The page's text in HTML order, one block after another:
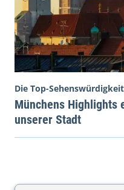
Die Top-
Münchens Highlights
unserer Stadt